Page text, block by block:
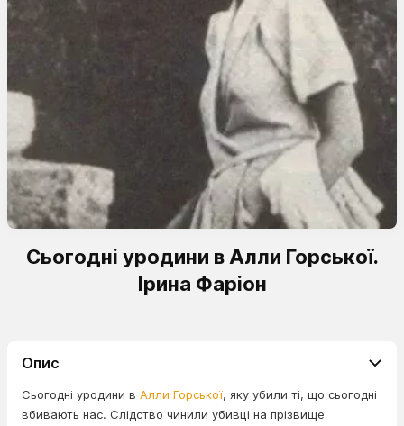
Сьогодні уродини в Алли Горської.
Ірина Фаріон
Опис
Сьогодні уродини в Алли Горської, яку убили ті, що сьогодні
вбивають нас. Слідство чинили убивці на прізвище